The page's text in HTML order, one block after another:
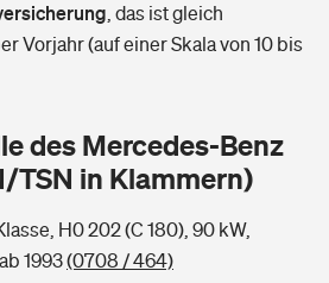
gefährdet ist Ihr Haus?
Versicherer finden
Geld bekomme ich im Alter?
das ist gleich
Vorjahr (auf einer Skala von 10 bis
des Mercedes-Benz
TSN in Klammern)
H0 202 (C 180), 90 kW,
1993(0708 / 464)